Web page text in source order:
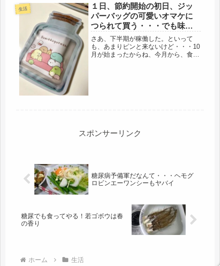
ても、前向きに生きている娘の姿を確
認できたので、それで十分です。頑張
っ...
生活
１日、節約開始の初日、ジッ
パーバッグの可愛いオマケに
つられて買う・・・でも味噌
汁は作る。
さあ、下半期が稼働した。といって
も、あまりピンと来ないけど・・・10
月が始まったからね、今月から、食費
スポンサーリンク
糖尿病予備軍だなんて・・・ヘモグ
ロビンエーワンシーもヤバイ
糖尿でも食ってやる！若ゴボウは春
の香り
ホーム 生活